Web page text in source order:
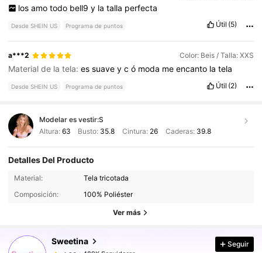
los amo todo bell9 y la talla perfecta
Desde SHEIN US Programa de puntos Útil (5)
a***2 Color: Beis / Talla: XXS
Material de la tela:essuaveycó moda meencanto latela
Desde SHEIN US Programa de puntos Útil (2)
Modelar es vestir:S
Altura: 63 Busto: 35.8 Cintura: 26 Caderas: 39.8
Detalles Del Producto
Material:
Tela tricotada
Composición:
100% Poliéster
Ver más
Sweetina
489K Seguidores
4.86
489K Seguidores
Seguir